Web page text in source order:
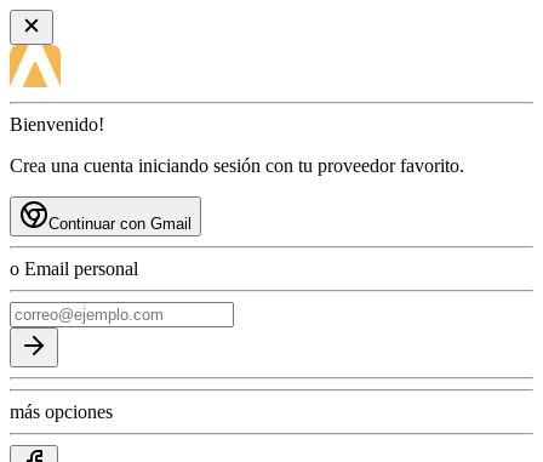
Bienvenido!
Crea una cuenta iniciando sesión con tu proveedor favorito.
Continuar con Gmail
o Email personal
más opciones